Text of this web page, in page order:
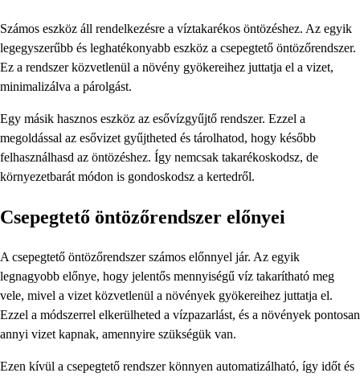
Számos eszköz áll rendelkezésre a víztakarékos öntözéshez. Az egyik
legegyszerűbb és leghatékonyabb eszköz a csepegtető öntözőrendszer.
Ez a rendszer közvetlenül a növény gyökereihez juttatja el a vizet,
minimalizálva a párolgást.
Egy másik hasznos eszköz az esővízgyűjtő rendszer. Ezzel a
megoldással az esővizet gyűjtheted és tárolhatod, hogy később
felhasználhasd az öntözéshez. Így nemcsak takarékoskodsz, de
környezetbarát módon is gondoskodsz a kertedről.
Csepegtető öntözőrendszer előnyei
A csepegtető öntözőrendszer számos előnnyel jár. Az egyik
legnagyobb előnye, hogy jelentős mennyiségű víz takarítható meg
vele, mivel a vizet közvetlenül a növények gyökereihez juttatja el.
Ezzel a módszerrel elkerülheted a vízpazarlást, és a növények pontosan
annyi vizet kapnak, amennyire szükségük van.
Ezen kívül a csepegtető rendszer könnyen automatizálható, így időt és